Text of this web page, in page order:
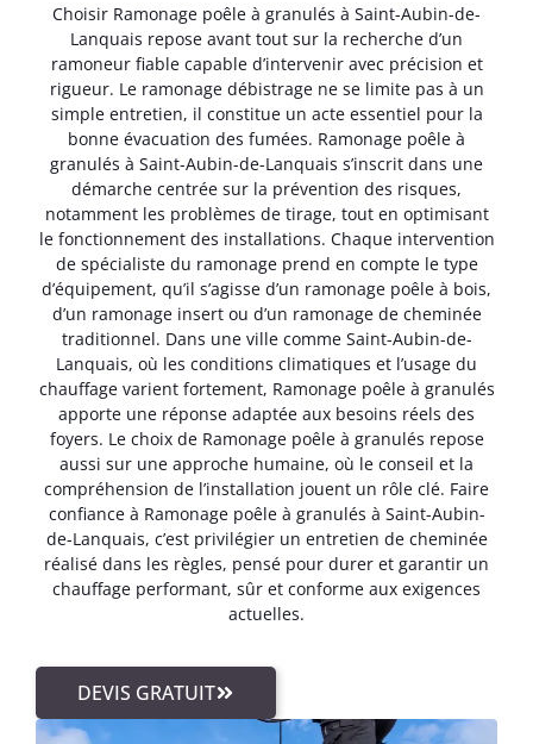
Choisir Ramonage poêle à granulés à Saint-Aubin-de-
Lanquais repose avant tout sur la recherche d’un
ramoneur fiable capable d’intervenir avec précision et
rigueur. Le ramonage débistrage ne se limite pas à un
simple entretien, il constitue un acte essentiel pour la
bonne évacuation des fumées. Ramonage poêle à
granulés à Saint-Aubin-de-Lanquais s’inscrit dans une
démarche centrée sur la prévention des risques,
notamment les problèmes de tirage, tout en optimisant
le fonctionnement des installations. Chaque intervention
de spécialiste du ramonage prend en compte le type
d’équipement, qu’il s’agisse d’un ramonage poêle à bois,
d’un ramonage insert ou d’un ramonage de cheminée
traditionnel. Dans une ville comme Saint-Aubin-de-
Lanquais, où les conditions climatiques et l’usage du
chauffage varient fortement, Ramonage poêle à granulés
apporte une réponse adaptée aux besoins réels des
foyers. Le choix de Ramonage poêle à granulés repose
aussi sur une approche humaine, où le conseil et la
compréhension de l’installation jouent un rôle clé. Faire
confiance à Ramonage poêle à granulés à Saint-Aubin-
de-Lanquais, c’est privilégier un entretien de cheminée
réalisé dans les règles, pensé pour durer et garantir un
chauffage performant, sûr et conforme aux exigences
actuelles.
DEVIS GRATUIT